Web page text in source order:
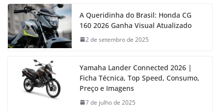
A Queridinha do Brasil: Honda CG
160 2026 Ganha Visual Atualizado
2 de setembro de 2025
Yamaha Lander Connected 2026 |
Ficha Técnica, Top Speed, Consumo,
Preço e Imagens
7 de julho de 2025